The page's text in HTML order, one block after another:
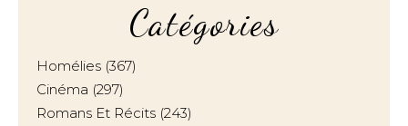
Catégories
Homélies (367)
Cinéma (297)
Romans Et Récits (243)